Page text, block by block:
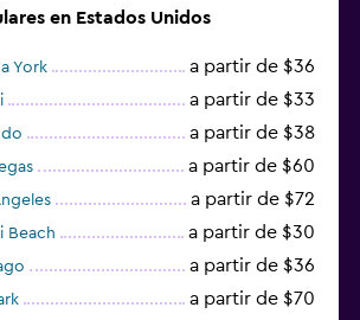
en Estados Unidos
York a partir de $36
a partir de $33
a partir de $38
a partir de $60
a partir de $72
Beach a partir de $30
a partir de $36
a partir de $70